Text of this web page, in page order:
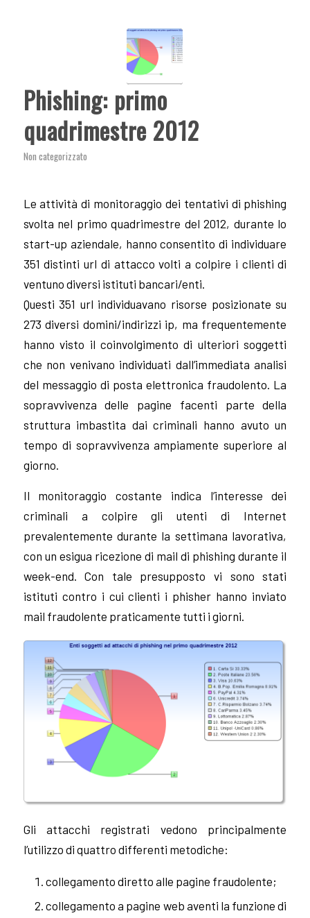
Phishing: primo
quadrimestre 2012
Non categorizzato
Le attività di monitoraggio dei tentativi di phishing
svolta nel primo quadrimestre del 2012, durante lo
start-up aziendale, hanno consentito di individuare
351 distinti url di attacco volti a colpire i clienti di
ventuno diversi istituti bancari/enti.
Questi 351 url individuavano risorse posizionate su
273 diversi domini/indirizzi ip, ma frequentemente
hanno visto il coinvolgimento di ulteriori soggetti
che non venivano individuati dall’immediata analisi
del messaggio di posta elettronica fraudolento. La
sopravvivenza delle pagine facenti parte della
struttura imbastita dai criminali hanno avuto un
tempo di sopravvivenza ampiamente superiore al
giorno.
Il monitoraggio costante indica l’interesse dei
criminali a colpire gli utenti di Internet
prevalentemente durante la settimana lavorativa,
con un esigua ricezione di mail di phishing durante il
week-end. Con tale presupposto vi sono stati
istituti contro i cui clienti i phisher hanno inviato
mail fraudolente praticamente tutti i giorni.
Gli attacchi registrati vedono principalmente
l’utilizzo di quattro differenti metodiche:
collegamento diretto alle pagine fraudolente;
collegamento a pagine web aventi la funzione di